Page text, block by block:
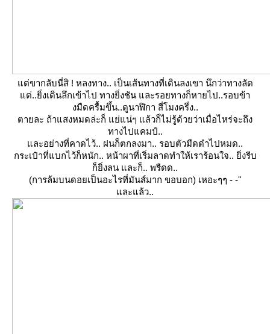
ต่ขากลับนี่สิ ! หลงทาง.. เป็นเส้นทางที่เดินลงเขา นึกว่าทางลัด
ต่..ยิ่งเดินลึกเข้าไป ทางยิ่งชัน และรอยทางก็หายไป..รอบข้า
งมืดครื้มขึ้น..ดูนาฬิกา สี่โมงครึ่ง..
ตายละ ถ้าแสงหมดล่ะก็ แย่แน่ๆ แล้วก็ไม่รู้ด้วยว่าเมื่อไหร่จะถึง
ทางไปแคมป์..
ละอย่างที่คาดไว้.. ฝนก็ตกลงมา.. รอบตัวมืดดำไปหมด..
กระเป๋าที่แบกไว้ก็หนัก.. หน้าผาที่เริ่มลาดทำให้เราร้อนใจ.. ยิ่งรีบ
ก็ยิ่งลน และก็.. พรืดด..
(การล้มบนดอยเป็นอะไรที่มันส์มาก ขอบอก) เหอะๆๆ - -''
ละแล้ว..